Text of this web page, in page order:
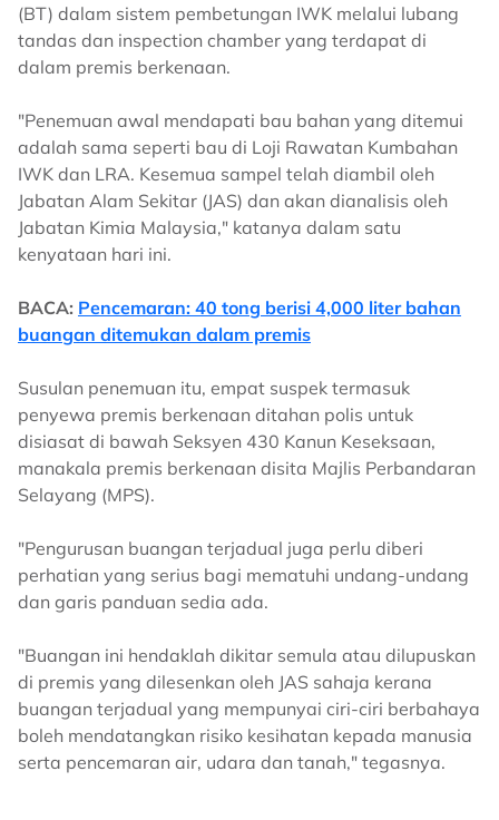
(BT) dalam sistem pembetungan IWK melalui lubang
tandas dan inspection chamber yang terdapat di
dalam premis berkenaan.
"Penemuan awal mendapati bau bahan yang ditemui
adalah sama seperti bau di Loji Rawatan Kumbahan
IWK dan LRA. Kesemua sampel telah diambil oleh
Jabatan Alam Sekitar (JAS) dan akan dianalisis oleh
Jabatan Kimia Malaysia," katanya dalam satu
kenyataan hari ini.
BACA: Pencemaran: 40 tong berisi 4,000 liter bahan
buangan ditemukan dalam premis
Susulan penemuan itu, empat suspek termasuk
penyewa premis berkenaan ditahan polis untuk
disiasat di bawah Seksyen 430 Kanun Keseksaan,
manakala premis berkenaan disita Majlis Perbandaran
Selayang (MPS).
"Pengurusan buangan terjadual juga perlu diberi
perhatian yang serius bagi mematuhi undang-undang
dan garis panduan sedia ada.
"Buangan ini hendaklah dikitar semula atau dilupuskan
di premis yang dilesenkan oleh JAS sahaja kerana
buangan terjadual yang mempunyai ciri-ciri berbahaya
boleh mendatangkan risiko kesihatan kepada manusia
serta pencemaran air, udara dan tanah," tegasnya.